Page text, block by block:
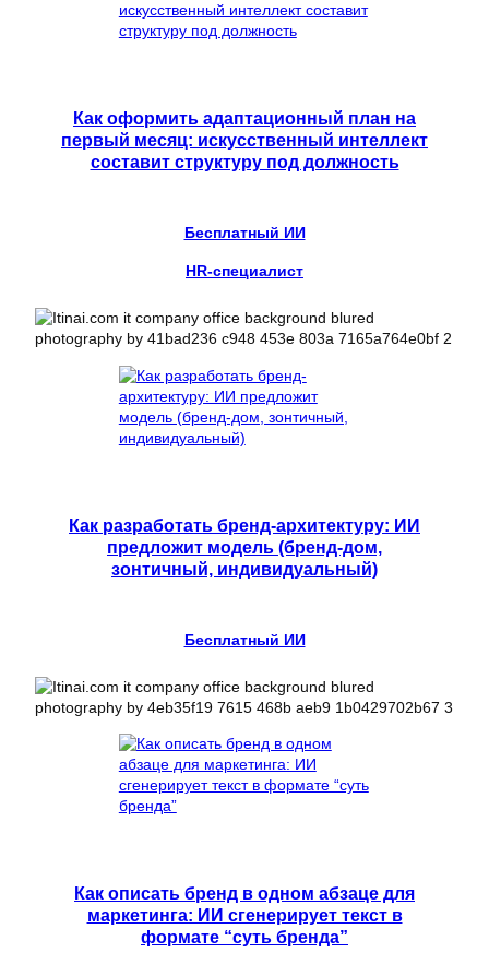
Как оформить адаптационный план на
первый месяц: искусственный интеллект
составит структуру под должность
Бесплатный ИИ
HR-специалист
Как разработать бренд-архитектуру: ИИ
предложит модель (бренд-дом,
зонтичный, индивидуальный)
Бесплатный ИИ
Как описать бренд в одном абзаце для
маркетинга: ИИ сгенерирует текст в
формате “суть бренда”